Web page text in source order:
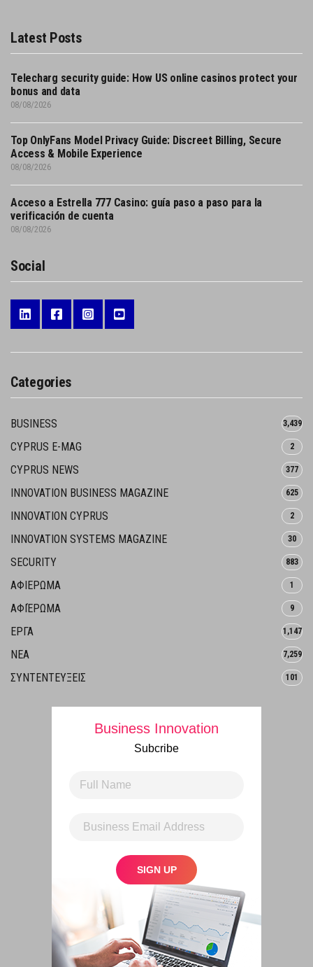
Latest Posts
Telecharg security guide: How US online casinos protect your
bonus and data
08/08/2026
Top OnlyFans Model Privacy Guide: Discreet Billing, Secure
Access & Mobile Experience
08/08/2026
Acceso a Estrella 777 Casino: guía paso a paso para la
verificación de cuenta
08/08/2026
Social
Categories
BUSINESS 3,439
CYPRUS E-MAG 2
CYPRUS NEWS 377
INNOVATION BUSINESS MAGAZINE 625
INNOVATION CYPRUS 2
INNOVATION SYSTEMS MAGAZINE 30
SECURITY 883
ΑΦΙΕΡΩΜΑ 1
ΑΦΙΈΡΩΜΑ 9
ΕΡΓΑ 1,147
ΝΕΑ 7,259
ΣΥΝΤΕΝΤΕΥΞΕΙΣ 101
Business Innovation
Subcribe